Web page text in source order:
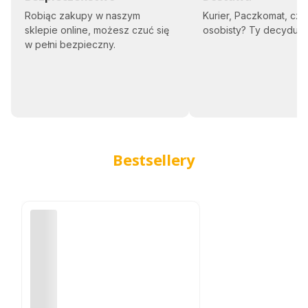
ta
rz
Robiąc zakupy w naszym
sklepie online, możesz czuć się
w pełni bezpieczny.
Kurier, Paczkomat,
osobisty? Ty
Bestsellery